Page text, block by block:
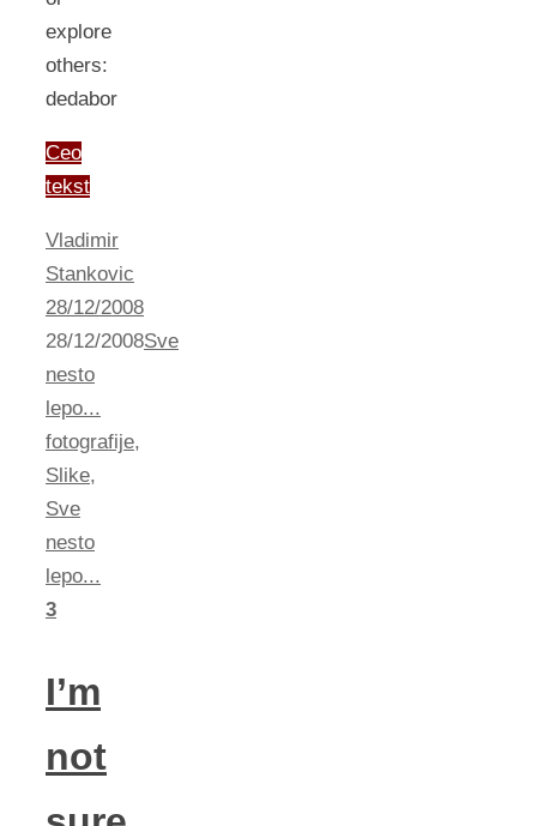
explore
others:
dedabor
Ceo
tekst
Vladimir
Stankovic
28/12/2008
28/12/2008Sve
nesto
lepo...
fotografije,
Slike,
Sve
nesto
lepo...
3
I’m
not